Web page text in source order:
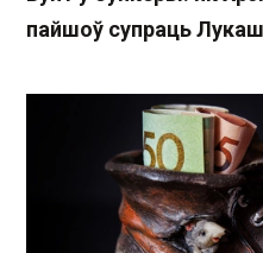
пайшоў супраць